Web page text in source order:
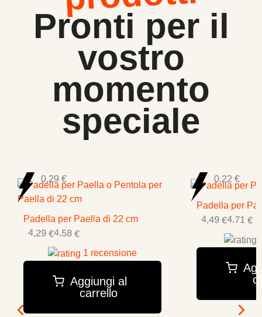
Pronti per il
vostro
momento
speciale
0,29 €
Padella per Paella di 22 cm
4,29 €4,58 €
1 recensione
Aggiungi al
carrello
0,22 €
Padella per
4,49 €4,71 €